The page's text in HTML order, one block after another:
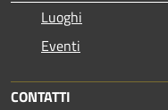
Luoghi
Eventi
CONTATTI